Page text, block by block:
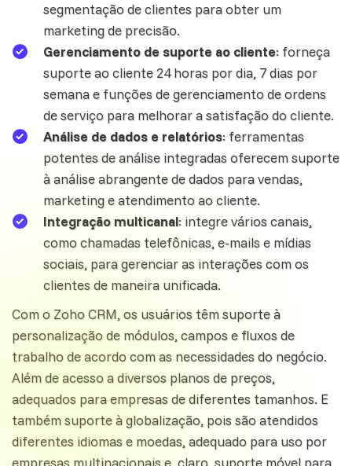
segmentação de clientes para obter um
marketing de precisão.
Gerenciamento de suporte ao cliente: forneça
suporte ao cliente 24 horas por dia, 7 dias por
semana e funções de gerenciamento de ordens
de serviço para melhorar asatisfação do cliente.
Análise de dados e relatórios: ferramentas
potentes de análise integradas oferecem suporte
à análise abrangente de dados para vendas,
marketing eatendimento ao cliente.
Integração multicanal: integre vários canais,
como chamadas telefônicas, e-mails e mídias
sociais, para gerenciar as interações com os
clientes de maneira unificada.
Com o Zoho CRM, os usuários têm suporte à
personalização de módulos, campos e fluxos de
trabalho de acordo com as necessidades do negócio.
Além de acesso a diversos planos de preços,
adequados para empresas de diferentes tamanhos. E
também suporte à globalização, pois são atendidos
diferentes idiomas e moedas, adequado para uso por
empresas multinacionais e, claro, suporte móvel para